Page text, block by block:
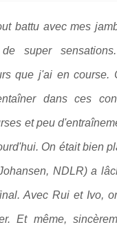
battu avec mes
super
que j'ai en course.
dans ces
et peu
On était bien
NDLR) a
Avec Rui et Ivo,
Et même,